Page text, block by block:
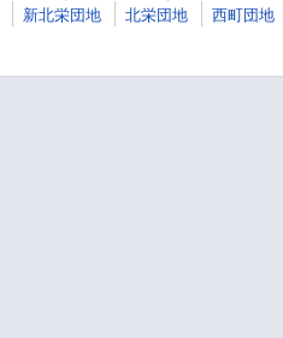
新北栄団地 北栄団地
西町団地